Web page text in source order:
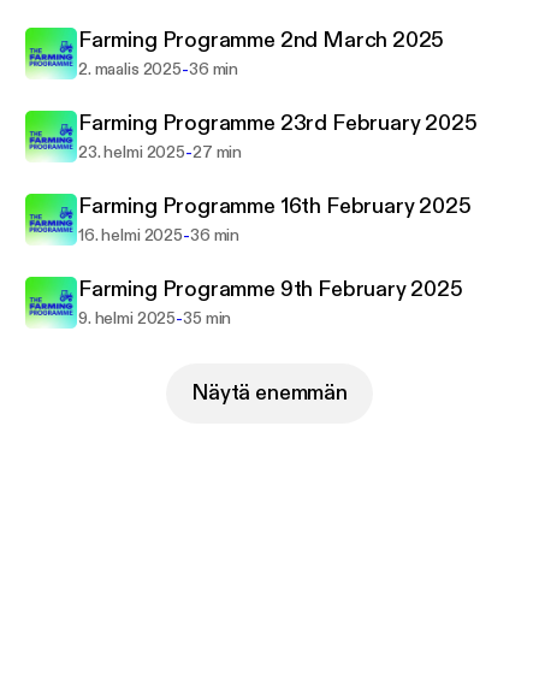
Farming Programme 2nd March 2025
2. maalis 2025-36 min
Farming Programme 23rd February 2025
23. helmi 2025-27 min
Farming Programme 16th February 2025
16. helmi 2025-36 min
Farming Programme 9th February 2025
9. helmi 2025-35 min
Näytä enemmän